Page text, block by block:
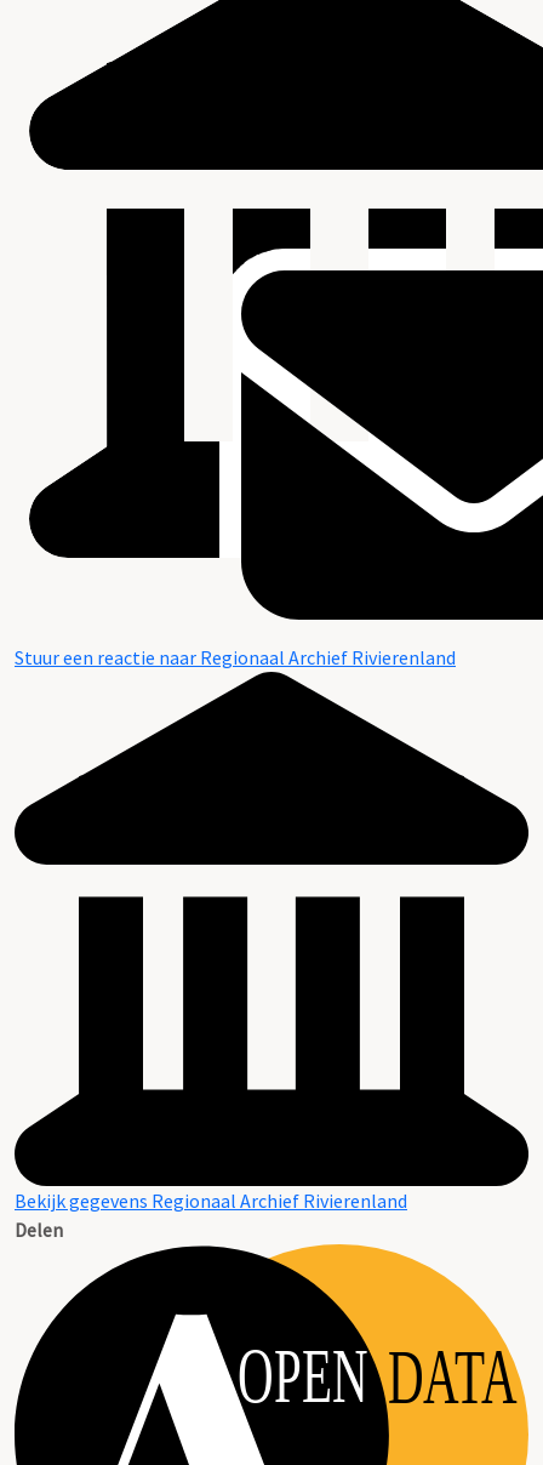
Stuur een reactie naar Regionaal Archief Rivierenland
Bekijk gegevens Regionaal Archief Rivierenland
Delen
OPEN DATA